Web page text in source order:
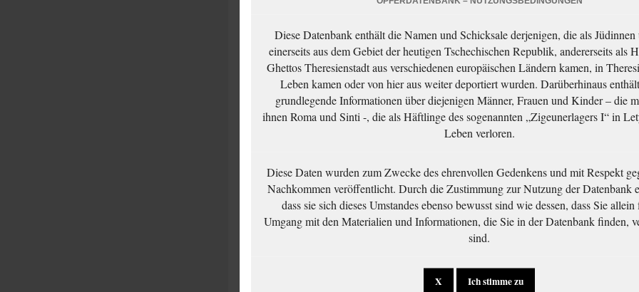
Geboren 20. 12. 1906.
Ermordet.
Ota Zimmer
Geboren 15. 07. 1895.
Ermordet.
Diese Datenbank enthält die Namen und Schicksale derjenigen, die als Jüdinnen
einerseits aus dem Gebiet der heutigen Tschechischen Republik, andererseits als
Ghettos Theresienstadt aus verschiedenen europäischen Ländern kamen, in
Leben kamen oder von hier aus weiter deportiert wurden. Darüberhinaus
grundlegende Informationen über diejenigen Männer, Frauen und Kinder – die
ihnen Roma und Sinti -, die als Häftlinge des sogenannten „Zigeunerlagers I“ in
Leben verloren.
Diese Daten wurden zum Zwecke des ehrenvollen Gedenkens und mit Respekt
Nachkommen veröffentlicht. Durch die Zustimmung zur Nutzung der Datenbank
dass sie sich dieses Umstandes ebenso bewusst sind wie dessen, dass Sie
Umgang mit den Materialien und Informationen, die Sie in der Datenbank finden,
sind.
X Ich stimme zu